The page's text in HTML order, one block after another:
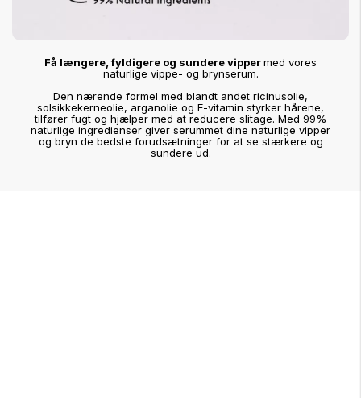
Få længere, fyldigere og sundere vippermed vores
naturlige vippe- og brynserum.
Den nærende formel med blandt andet ricinusolie,
solsikkekerneolie, arganolie og E-vitamin styrker hårene,
tilfører fugt og hjælper med at reducere slitage. Med 99%
naturlige ingredienser giver serummet dine naturlige vipper
og bryn de bedste forudsætninger for at se stærkere og
sundere ud.